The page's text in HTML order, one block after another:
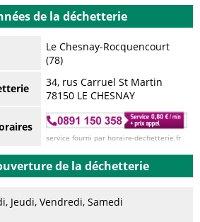
de la déchetterie
Le Chesnay-Rocquencourt
(78)
34, rus Carruel St Martin
78150 LE CHESNAY
service fourni par horaire-dechetterie.fr
de la déchetterie
Jeudi, Vendredi, Samedi